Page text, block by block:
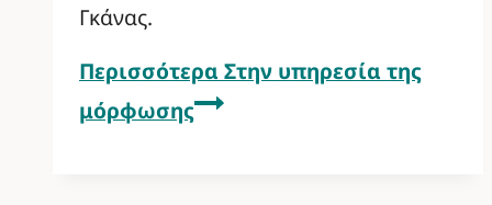
Γκάνας.
Περισσότερα Στην υπηρεσία της
μόρφωσης